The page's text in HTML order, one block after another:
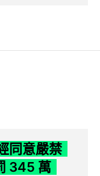
同意嚴禁
345 萬